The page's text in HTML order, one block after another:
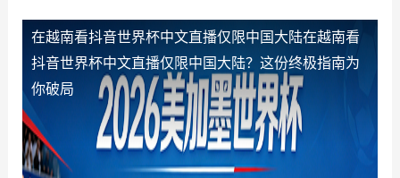
在越南看抖音世界杯中文直播仅限中国大陆在越南看
抖音世界杯中文直播仅限中国大陆？这份终极指南为
你破局